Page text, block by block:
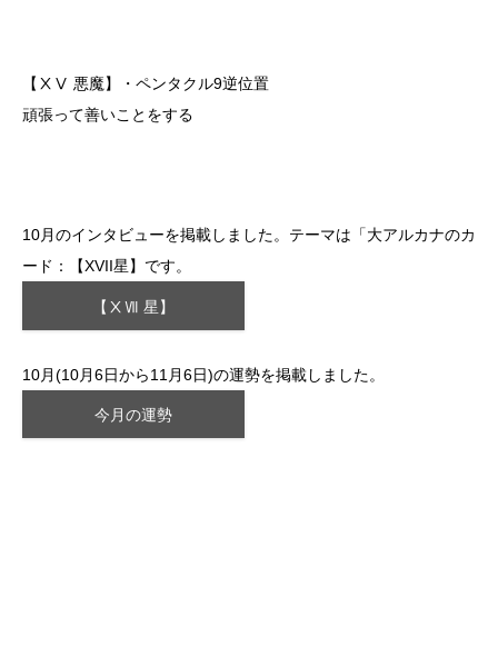
【ⅩⅤ 悪魔】・ペンタクル9逆位置
頑張って善いことをする
10月のインタビューを掲載しました。テーマは「大アルカナのカ
ード：【XVII星】です。
【ⅩⅦ 星】
10月(10月6日から11月6日)の運勢を掲載しました。
今月の運勢